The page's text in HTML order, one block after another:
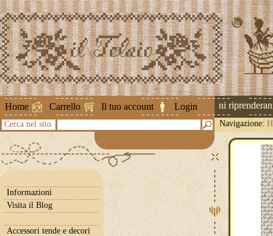
Home Carrello Il tuo account Login
Attenzione ! Le spedizioni
Cerca nel sito Navigazione:
Informazioni
Visita il Blog
Accessori tende e decori